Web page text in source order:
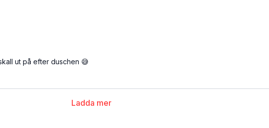
ut på efter duschen 😅
Ladda mer